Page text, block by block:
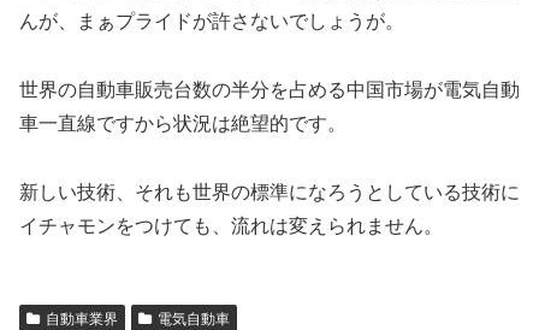
んが、まぁプライドが許さないでしょうが。
世界の自動車販売台数の半分を占める中国市場が電気自動
車一直線ですから状況は絶望的です。
新しい技術、それも世界の標準になろうとしている技術に
イチャモンをつけても、流れは変えられません。
自動車業界 電気自動車